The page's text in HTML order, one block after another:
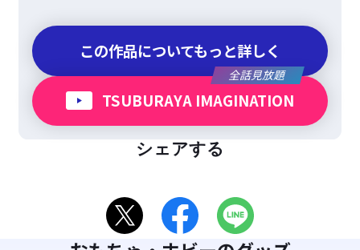
この作品についてもっと詳しく
全話見放題
TSUBURAYA IMAGINATION
シェアする